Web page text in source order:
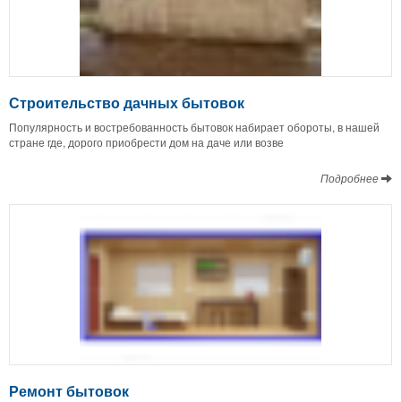
Строительство дачных бытовок
Популярность и востребованность бытовок набирает обороты, в нашей
стране где, дорого приобрести дом на даче или возве
Подробнее
Ремонт бытовок